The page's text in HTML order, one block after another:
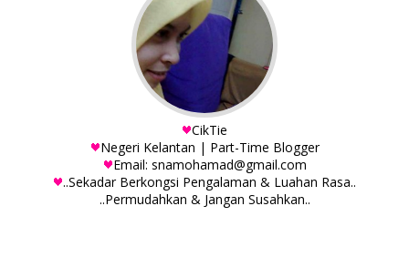
CikTie
Negeri Kelantan | Part-Time Blogger
Email: snamohamad@gmail.com
..Sekadar Berkongsi Pengalaman & Luahan Rasa..
..Permudahkan & Jangan Susahkan..